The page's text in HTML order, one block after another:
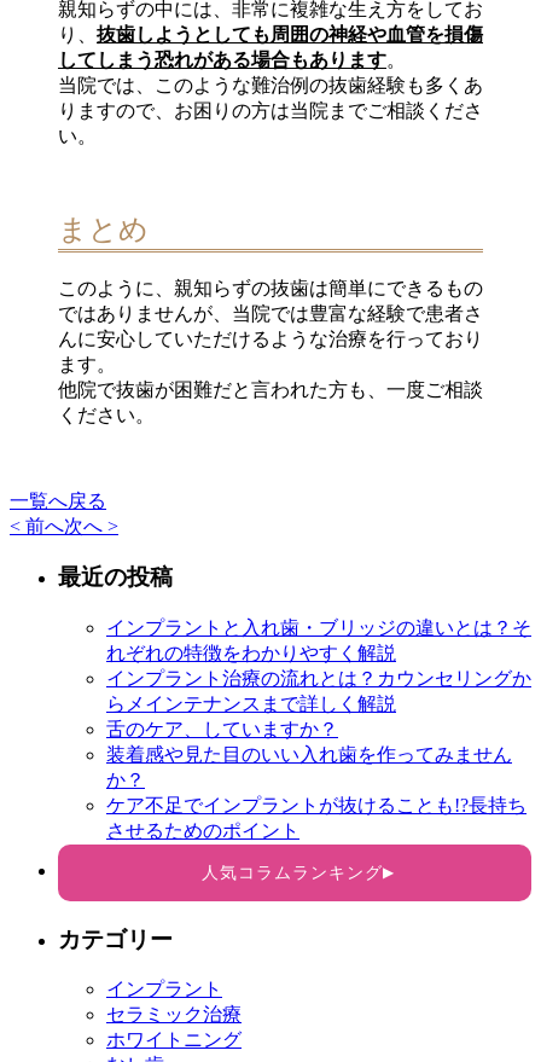
親知らずの中には、非常に複雑な生え方をしてお
り、 抜歯しようとしても周囲の神経や血管を損傷
してしまう恐れがある場合もあります。
当院では、このような難治例の抜歯経験も多くあ
りますので、お困りの方は当院までご相談くださ
い。
まとめ
このように、親知らずの抜歯は簡単にできるもの
ではありませんが、当院では豊富な経験で患者さ
んに安心していただけるような治療を行っており
ます。
他院で抜歯が困難だと言われた方も、一度ご相談
ください。
一覧へ戻る
< 前へ次へ >
最近の投稿
インプラントと入れ歯・ブリッジの違いとは？そ
れぞれの特徴をわかりやすく解説
インプラント治療の流れとは？カウンセリングか
らメインテナンスまで詳しく解説
舌のケア、していますか？
装着感や見た目のいい入れ歯を作ってみません
か？
ケア不足でインプラントが抜けることも!?長持ち
させるためのポイント
▶
人気コラムランキング
カテゴリー
インプラント
セラミック治療
ホワイトニング